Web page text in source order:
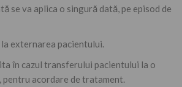
se va aplica o singură dată, pe episod de
externarea pacientului.
în cazul transferului pacientului la o
acordare de tratament.